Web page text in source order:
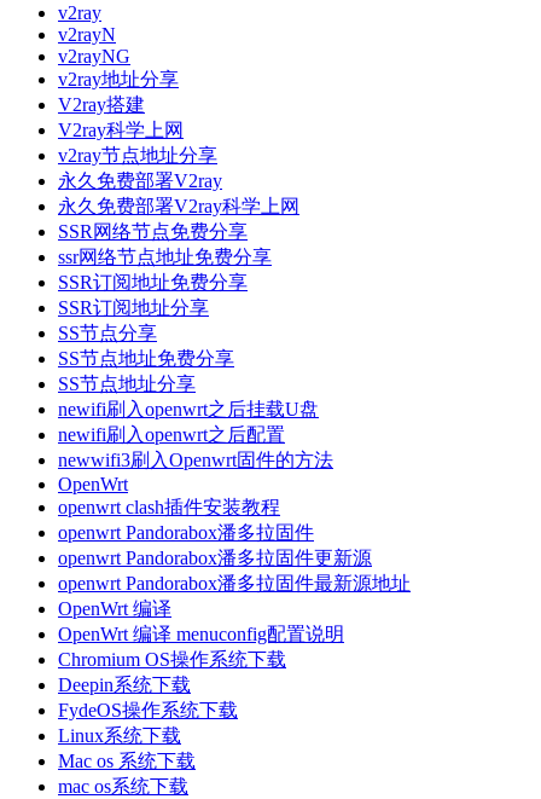
v2ray
v2rayN
v2rayNG
v2ray地址分享
V2ray搭建
V2ray科学上网
v2ray节点地址分享
永久免费部署V2ray
永久免费部署V2ray科学上网
SSR网络节点免费分享
ssr网络节点地址免费分享
SSR订阅地址免费分享
SSR订阅地址分享
SS节点分享
SS节点地址免费分享
SS节点地址分享
newifi刷入openwrt之后挂载U盘
newifi刷入openwrt之后配置
newwifi3刷入Openwrt固件的方法
OpenWrt
openwrt clash插件安装教程
openwrt Pandorabox潘多拉固件
openwrt Pandorabox潘多拉固件更新源
openwrt Pandorabox潘多拉固件最新源地址
OpenWrt 编译
OpenWrt 编译 menuconfig配置说明
Chromium OS操作系统下载
Deepin系统下载
FydeOS操作系统下载
Linux系统下载
Mac os 系统下载
mac os系统下载